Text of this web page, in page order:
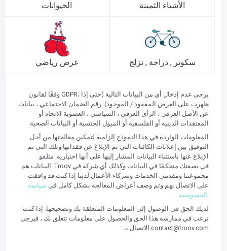
الحيوانات الأشياء الثمينة
غرض رياضي سكوتر , دراجة , تزلج
وفقًا لقانون GDPR، يرجى عدم إدخال أي من البيانات التالية (حتى إذا
ظهرت على الغرض المفقود / الموجود): رقم الضمان الاجتماعي ، بيانات
عن الأصل العرقي ، الرأي العرقي ، السياسي ، العضوية الاتحاد أو
المعتقدات الدينية أو الفلسفية أو الميول الجنسية أو البيانات الصحية
المعلومات الواردة في هذا النموذج إلزامية لتمكين معالجتها من أجل
التوفيق بين إعلانات الكائنات التي تم الإبلاغ عن فقدانها وتلك التي تم
الإبلاغ عنها باستثناء البيانات المشار إليها على أنها اختيارية. متلقو
البيانات هم: Troov في بصفتك متحكمًا في البيانات وكذلك أي شركة في
مجموعتنا ومقدمي الخدمات وشركاء الأعمال لدينا إذا كنت قد وافقت
على الاتصال بهم وتم وصف أغراض المعالجة بشكل كامل في سياسة
الخصوصية.
لديك الحق في الوصول إلى المعلومات المتعلقة بك وتصحيحها. إذا كنت
ترغب في ممارسة هذا الحق والحصول على معلومات تتعلق بك ، فيرجى
الاتصال بـ contact@troov.com